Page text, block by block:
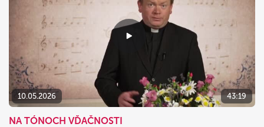
10.05.2026 43:19
NA TÓNOCH VĎAČNOSTI